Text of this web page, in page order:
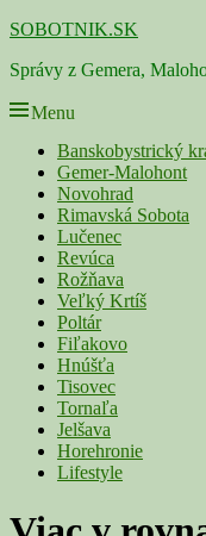
Skip
content
SOBOTNIK.SK
Správy z Gemera,
Menu
Primárne
menu
Banskobystrický
Gemer-Malohont
Novohrad
Rimavská Sobota
Lučenec
Revúca
Rožňava
Veľký Krtíš
Poltár
Fiľakovo
Hnúšťa
Tisovec
Tornaľa
Jelšava
Horehronie
Lifestyle